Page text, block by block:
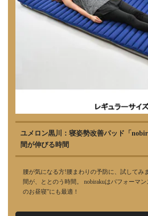
ユメロン黒川：寝姿勢改善パッド「
間が伸びる時間
腰が気になる方!腰まわりの予防に、試してみ
間が、ととのう時間。 nobirakuはパフォーマ
のお昼寝”にも最適！